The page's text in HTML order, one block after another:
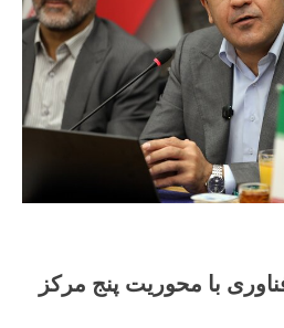
با محوریت پنج مرکز